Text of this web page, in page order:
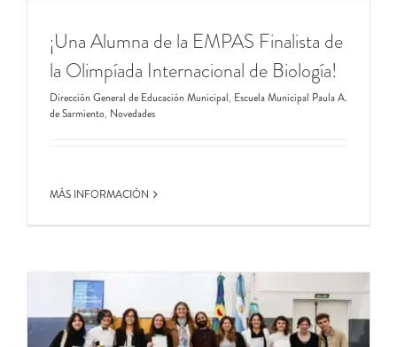
¡Una Alumna de la EMPAS Finalista de
la Olimpíada Internacional de Biología!
Dirección General de Educación Municipal, Escuela Municipal Paula A.
de Sarmiento, Novedades
MÁS INFORMACIÓN